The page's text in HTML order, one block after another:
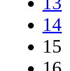
14
15